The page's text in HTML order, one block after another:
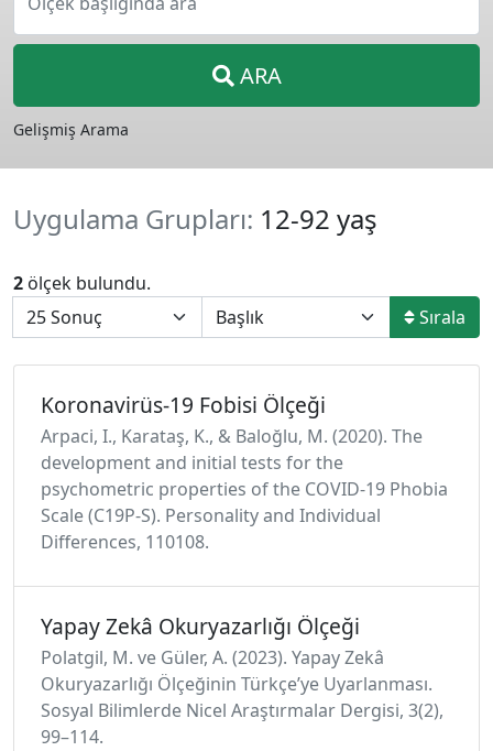
ARA
Gelişmiş Arama
Uygulama Grupları: 12-92 yaş
2 ölçek bulundu.
Sırala
Koronavirüs-19 Fobisi Ölçeği
Arpaci, I., Karataş, K., & Baloğlu, M. (2020). The
development and initial tests for the
psychometric properties of the COVID-19 Phobia
Scale (C19P-S). Personality and Individual
Differences, 110108.
Yapay Zekâ Okuryazarlığı Ölçeği
Polatgil, M. ve Güler, A. (2023). Yapay Zekâ
Okuryazarlığı Ölçeğinin Türkçe’ye Uyarlanması.
Sosyal Bilimlerde Nicel Araştırmalar Dergisi, 3(2),
99–114.